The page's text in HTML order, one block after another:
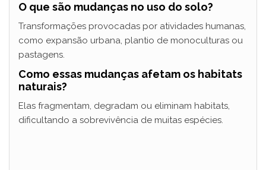
O que são mudanças no uso do solo?
Transformações provocadas por atividades humanas,
como expansão urbana, plantio de monoculturas ou
pastagens.
Como essas mudanças afetam os habitats
naturais?
Elas fragmentam, degradam ou eliminam habitats,
dificultando a sobrevivência de muitas espécies.